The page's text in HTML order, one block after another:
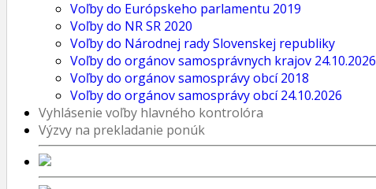
Voľby do Európskeho parlamentu 2019
Voľby do NR SR 2020
Voľby do Národnej rady Slovenskej republiky
Voľby do orgánov samosprávnych krajov 24.10.2026
Voľby do orgánov samosprávy obcí 2018
Voľby do orgánov samosprávy obcí 24.10.2026
Vyhlásenie voľby hlavného kontrolóra
Výzvy na prekladanie ponúk